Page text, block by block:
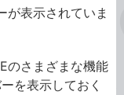
が表示されていま
のさまざまな機能
を表示しておく